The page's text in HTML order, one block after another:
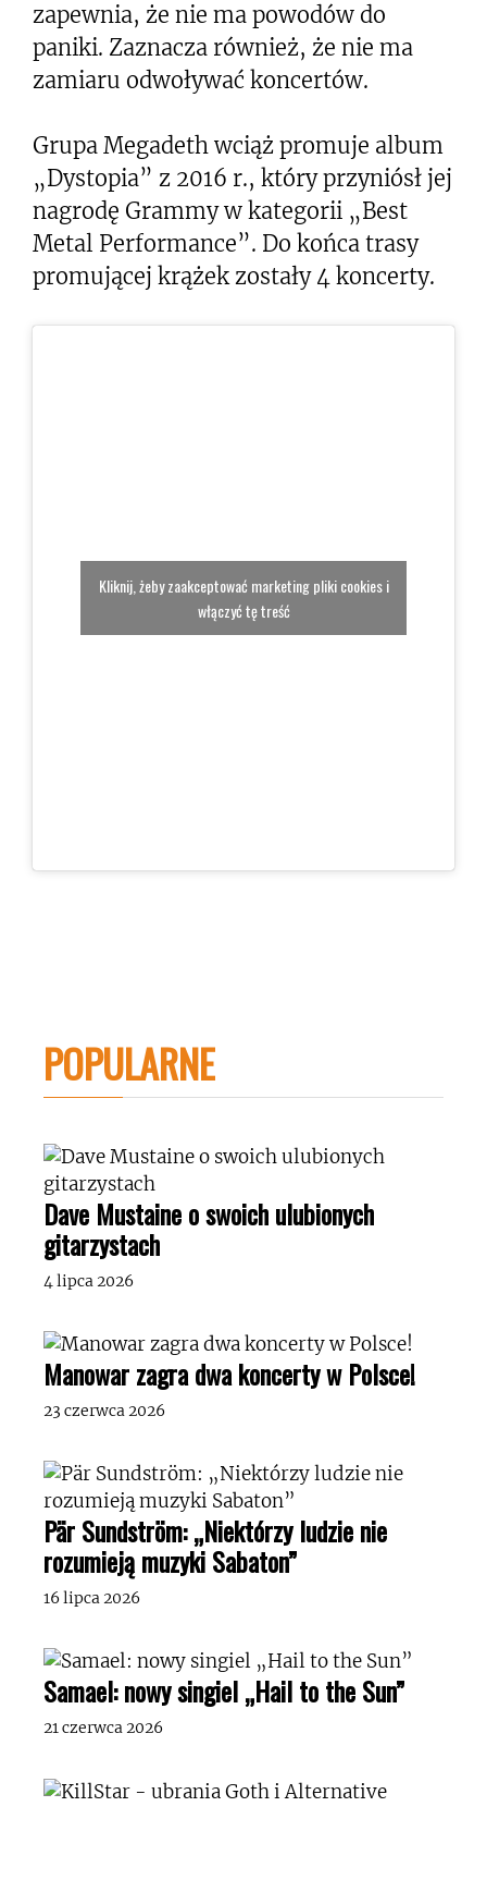
zapewnia, że nie ma powodów do
paniki. Zaznacza również, że nie ma
zamiaru odwoływać koncertów.
Grupa Megadeth wciąż promuje album
„Dystopia” z 2016 r., który przyniósł jej
nagrodę Grammy w kategorii „Best
Metal Performance”. Do końca trasy
promującej krążek zostały 4 koncerty.
Kliknij, żeby zaakceptować marketing pliki cookies i
włączyć tę treść
POPULARNE
Dave Mustaine o swoich ulubionych
gitarzystach
4 lipca 2026
Manowar zagra dwa koncerty w Polsce!
23 czerwca 2026
Pär Sundström: „Niektórzy ludzie nie
rozumieją muzyki Sabaton”
16 lipca 2026
Samael: nowy singiel „Hail to the Sun”
21 czerwca 2026